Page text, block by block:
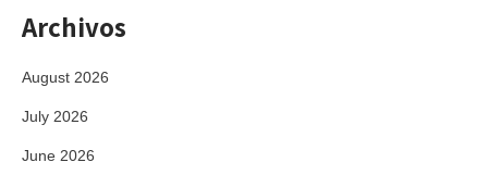
Archivos
August 2026
July 2026
June 2026